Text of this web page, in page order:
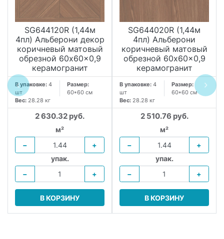
SG644120R (1,44м
4пл) Альберони декор
коричневый матовый
обрезной 60x60x0,9
керамогранит
В упаковке: 4
шт
Размер:
60*60 см
Вес: 28.28 кг
2 630.32 руб.
м²
−
+
упак.
−
+
В КОРЗИНУ
SG644020R (1,44м
4пл) Альберони
коричневый матовый
обрезной 60x60x0,9
керамогранит
В упаковке: 4
шт
Размер:
60*60 см
Вес: 28.28 кг
2 510.76 руб.
м²
−
+
упак.
−
+
В КОРЗИНУ